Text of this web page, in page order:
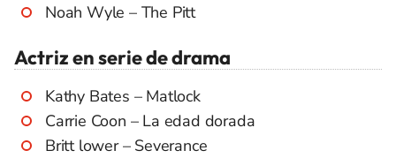
Noah Wyle – The Pitt
Actriz en serie de drama
Kathy Bates – Matlock
Carrie Coon – La edad dorada
Britt lower – Severance